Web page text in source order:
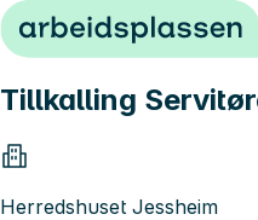
Hopp til innhold
Tillkalling
Herredshuset Jessheim